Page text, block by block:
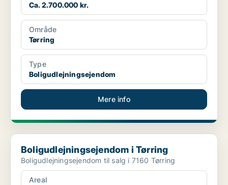
Ca. 2.700.000 kr.
Område
Tørring
Type
Boligudlejningsejendom
Mere info
Boligudlejningsejendom i Tørring
Boligudlejningsejendom i Tørring
Boligudlejningsejendom til salg i 7160 Tørring
Areal